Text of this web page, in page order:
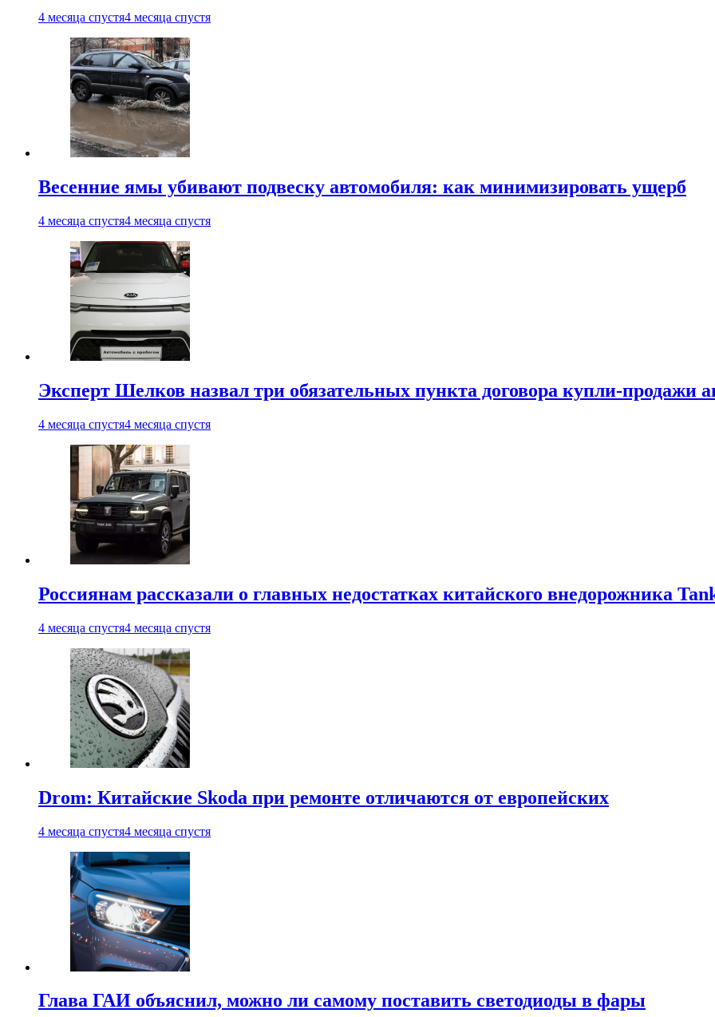
4 месяца спустя4 месяца спустя
Весенние ямы убивают подвеску автомобиля: как минимизировать ущерб
4 месяца спустя4 месяца спустя
Эксперт Шелков назвал три обязательных пункта договора купли-продажи
4 месяца спустя4 месяца спустя
Россиянам рассказали о главных недостатках китайского внедорожника
4 месяца спустя4 месяца спустя
Drom: Китайские Skoda при ремонте отличаются от европейских
4 месяца спустя4 месяца спустя
Глава ГАИ объяснил, можно ли самому поставить светодиоды в фары